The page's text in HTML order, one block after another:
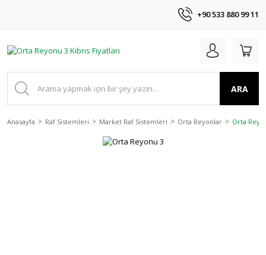
+90 533 880 99 11
ARA
Anasayfa Raf Sistemleri Market Raf Sistemleri Orta Reyonlar Orta